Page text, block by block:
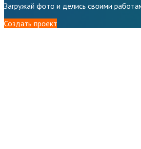
Загружай фото и делись своими
Создать проект